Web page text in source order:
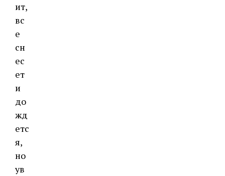
ит,
вс
е
сн
ес
ет
и
до
жд
етс
я,
но
ув